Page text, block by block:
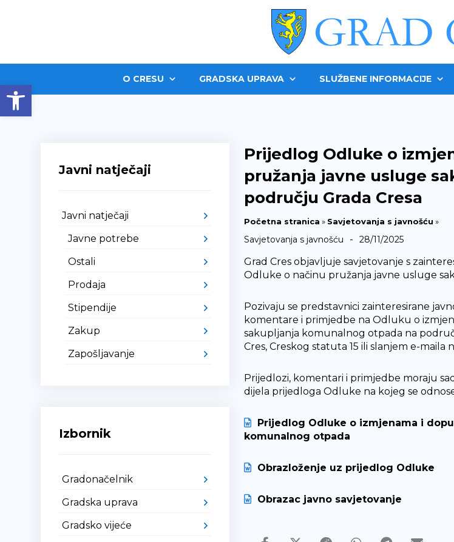
Open toolbarO CRESU GRADSKA UPRAVA SLUŽBENE INFORMACIJE
Prijedlog Odluke o
pružanja javne usluge
području Grada Cresa
Početna stranica » Savjetovanja s javnošću »
Savjetovanja s javnošću - 28/11/2025
Grad Cres objavljuje savjetovanje s
Odluke o načinu pružanja javne usluge
Pozivaju se predstavnici zainteresirane
komentare i primjedbe na Odluku o
sakupljanja komunalnog otpada na
Cres, Creskog statuta 15 ili slanjem e-maila
Prijedlozi, komentari i primjedbe moraju
dijela prijedloga Odluke na kojeg se
Prijedlog Odluke o izmjenama i
komunalnog otpada
Obrazloženje uz prijedlog Odluke
Obrazac javno savjetovanje
Javni natječaji
Javni natječaji
Javne potrebe
Ostali
Prodaja
Stipendije
Zakup
Zapošljavanje
Izbornik
Gradonačelnik
Gradska uprava
Gradsko vijeće